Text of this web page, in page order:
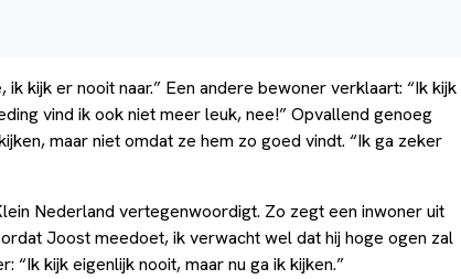
kijk er nooit naar.” Een andere bewoner verklaart: “Ik kijk
vind ik ook niet meer leuk, nee!” Opvallend genoeg
maar niet omdat ze hem zo goed vindt. “Ik ga zeker
Nederland vertegenwoordigt. Zo zegt een inwoner uit
Joost meedoet, ik verwacht wel dat hij hoge ogen zal
“Ik kijk eigenlijk nooit, maar nu ga ik kijken.”